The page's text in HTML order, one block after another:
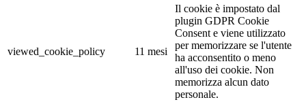
viewed_cookie_policy 11 mesi
Il cookie è impostato dal
plugin GDPR Cookie
Consent e viene utilizzato
per memorizzare se l'utente
ha acconsentito o meno
all'uso dei cookie. Non
memorizza alcun dato
personale.